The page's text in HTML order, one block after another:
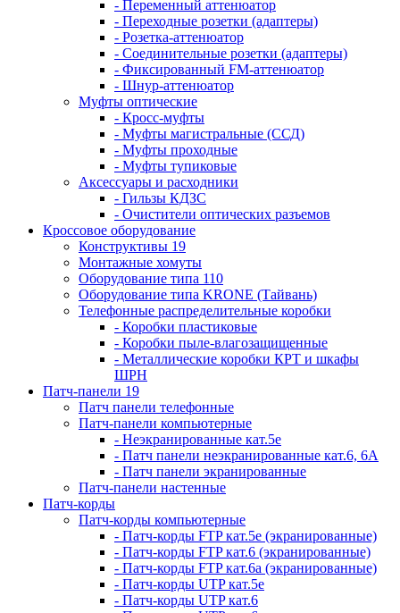
- Переменный аттенюатор
- Переходные розетки (адаптеры)
- Розетка-аттенюатор
- Соединительные розетки (адаптеры)
- Фиксированный FM-аттенюатор
- Шнур-аттенюатор
Муфты оптические
- Кросс-муфты
- Муфты магистральные (ССД)
- Муфты проходные
- Муфты тупиковые
Аксессуары и расходники
- Гильзы КДЗС
- Очистители оптических разъемов
Кроссовое оборудование
Конструктивы 19
Монтажные хомуты
Оборудование типа 110
Оборудование типа KRONE (Тайвань)
Телефонные распределительные коробки
- Коробки пластиковые
- Коробки пыле-влагозащищенные
- Металлические коробки КРТ и шкафы
ШРН
Патч-панели 19
Патч панели телефонные
Патч-панели компьютерные
- Неэкранированные кат.5е
- Патч панели неэкранированные кат.6, 6А
- Патч панели экранированные
Патч-панели настенные
Патч-корды
Патч-корды компьютерные
- Патч-корды FTP кат.5е (экранированные)
- Патч-корды FTP кат.6 (экранированные)
- Патч-корды FTP кат.6а (экранированные)
- Патч-корды UTP кат.5е
- Патч-корды UTP кат.6